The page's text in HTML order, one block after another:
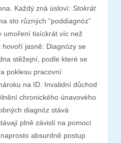
Každý zná úsloví: Stokrát
sto různých “poddiagnóz”
umoření tisíckrát víc než
jasně: Diagnózy se
stěžejní, podle které se
poklesu pracovní
na ID. Invalidní důchod
chronického únavového
diagnóz stává
plně závislí na pomoci
absurdně postup